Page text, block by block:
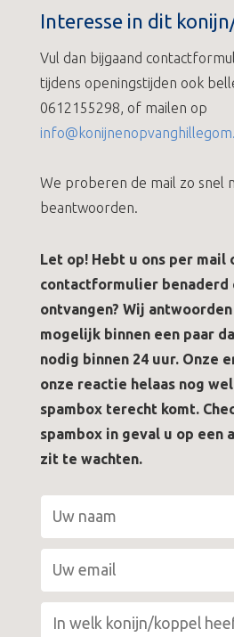
Interesse in dit
Vul dan bijgaand
tijdens openingstijden ook
0612155298, of mailen op
We proberen de mail zo snel
beantwoorden.
Let op! Hebt u ons per mail
contactformulier benaderd
ontvangen? Wij
mogelijk binnen een paar
nodig binnen 24 uur. Onze
onze reactie helaas nog
spambox terecht komt.
spambox in geval u op een
zit te wachten.